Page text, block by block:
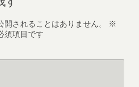
開されることはありません。
※
須項目です